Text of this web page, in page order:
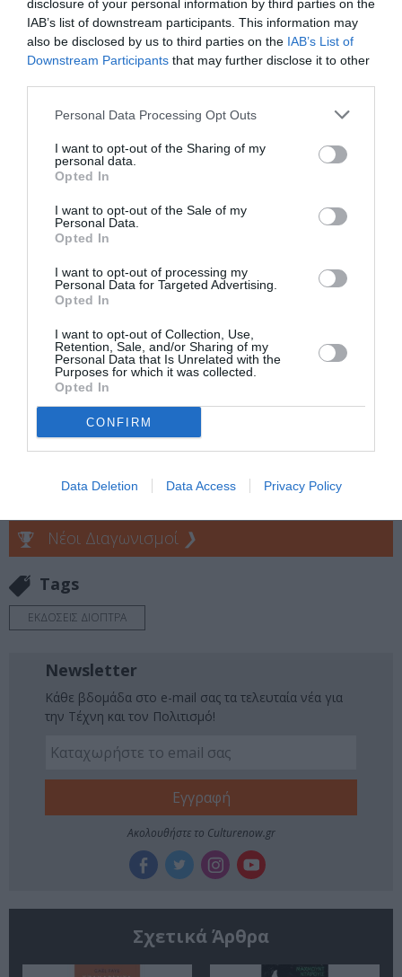
disclosure of your personal information by third parties on the
IAB’s list of downstream participants. This information may
also be disclosed by us to third parties on the IAB’s List of
Downstream Participants that may further disclose it to other
Personal Data Processing Opt Outs
I want to opt-out of the Sharing of my
personal data.
Opted In
I want to opt-out of the Sale of my
Personal Data.
Opted In
I want to opt-out of processing my
Personal Data for Targeted Advertising.
Opted In
I want to opt-out of Collection, Use,
Retention, Sale, and/or Sharing of my
Personal Data that Is Unrelated with the
Purposes for which it was collected.
Opted In
CONFIRM
Data Deletion Data Access Privacy Policy
ιδιοτροπίες και οι συμπτώσεις της ζωής, οι άνδρες
που βρέθηκαν στο δρόμο τους, αλλά και ο τόπος
εκείνος που τις σημάδεψε με τρόπους διαφορετικούς,
ωστόσο, εξαιρετικά σημαντικούς. Μια ιστορία που
βασίζεται όχι μόνο στο συναίσθημα που πηγάζει μέσω
της αφήγησης, αλλά και της ρεαλιστικότητας η οποία
της συγγραφέως που είναι βαθιά εξομολογητική και
ανθρώπινη, επιτρέποντάς μας να ενσωματωθούμε σε
αυτήν, συναισθηματικά, νοητικά αλλά και ηθικά,
βάζοντας τους ίδιους μας τους εαυτούς στη θέση των
γυναικών αυτών επιτρέποντάς μας με τον τρόπο αυτό
να αυτοτιμωρηθούμε, να συγχωρέσουμε και να
συγχωρεθούμε, και στο τέλος να βρούμε το δικό μας
Το βιβλίο της Kimberley Freeman, Η σιωπή του
φάρου, κυκλοφορεί από τις εκδόσεις Διόπτρα.
Ακολουθήστε το Culturenow.gr στοGoogle Newsκαι
μάθετε πρώτοι όλες τις ειδήσεις
Πολιτισμό στοCulturenow.gr
Νέοι Διαγωνισμοί ❯
Tags
ΕΚΔΟΣΕΙΣ ΔΙΟΠΤΡΑ
Newsletter
Κάθε βδομάδα στο e-mail σας τα τελευταία νέα για
την Τέχνη και τον Πολιτισμό!
Ακολουθήστε το Culturenow.gr
Σχετικά Άρθρα